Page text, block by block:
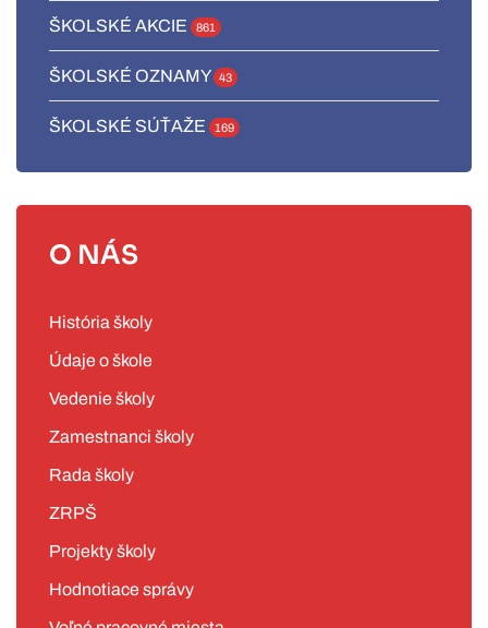
ŠKOLSKÉ AKCIE 861
ŠKOLSKÉ OZNAMY 43
ŠKOLSKÉ SÚŤAŽE 169
O NÁS
História školy
Údaje o škole
Vedenie školy
Zamestnanci školy
Rada školy
ZRPŠ
Projekty školy
Hodnotiace správy